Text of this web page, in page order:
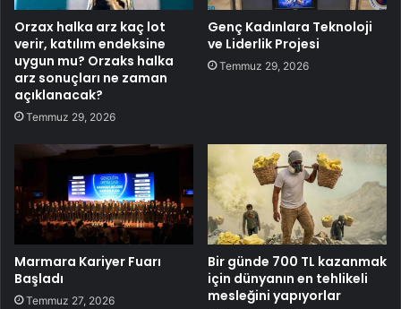
Orzax halka arz kaç lot
verir, katılım endeksine
uygun mu? Orzaks halka
arz sonuçları ne zaman
açıklanacak?
Temmuz 29, 2026
Genç Kadınlara Teknoloji
ve Liderlik Projesi
Temmuz 29, 2026
Marmara Kariyer Fuarı
Başladı
Temmuz 27, 2026
Bir günde 700 TL kazanmak
için dünyanın en tehlikeli
mesleğini yapıyorlar